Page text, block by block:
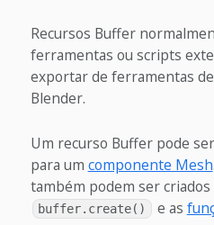
Recursos Buffer
ferramentas ou scripts
exportar de ferramentas
Blender.
Um recurso Buffer pode
para um componente Mesh
também podem ser
buffer.create() e as